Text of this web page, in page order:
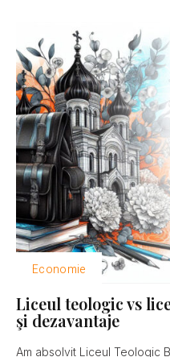
Economie
Liceul teologic vs
şi dezavantaje
Am absolvit Liceul Teologic